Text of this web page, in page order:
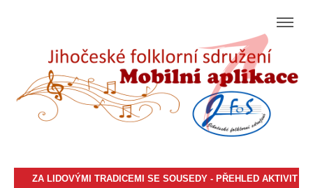
ZA LIDOVÝMI TRADICEMI SE SOUSEDY - PŘEHLED AKTIVIT